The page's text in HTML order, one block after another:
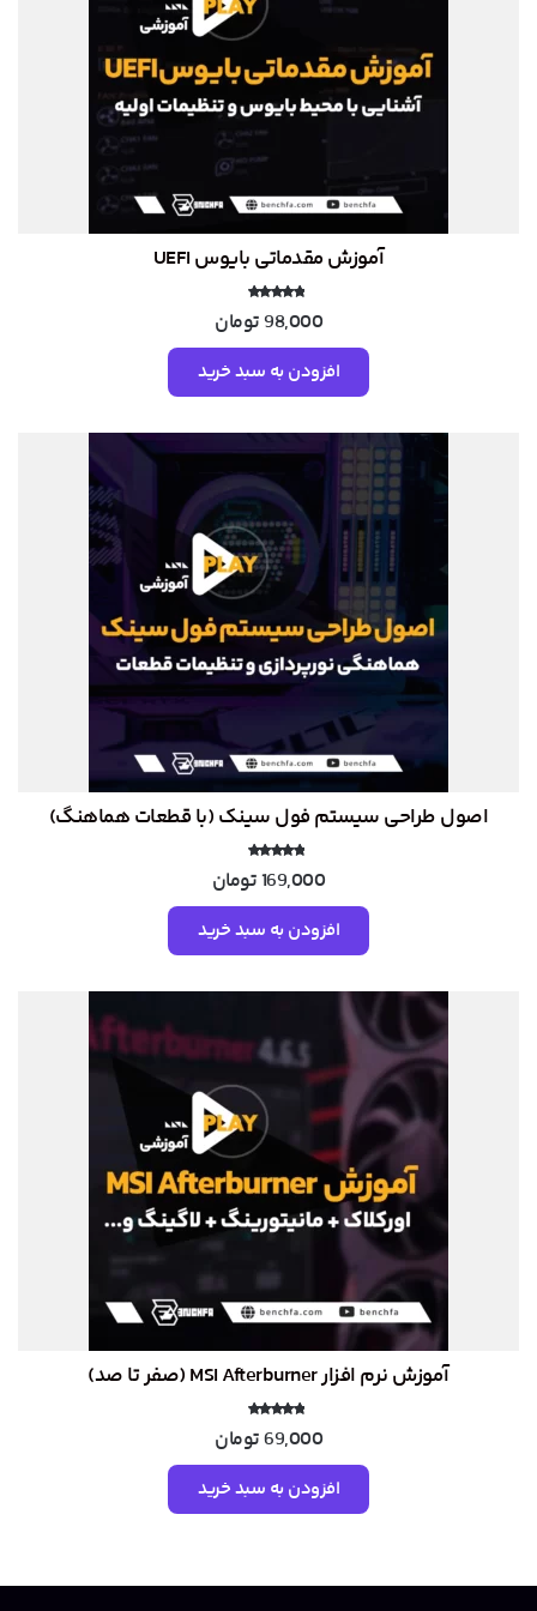
آموزش مقدماتی بایوس UEFI
5.00
98,000تومان
افزودن به سبد خرید
اصول طراحی سیستم فول سینک (با قطعات هماهنگ)
5.00
169,000تومان
افزودن به سبد خرید
آموزش نرم افزار MSI Afterburner (صفر تا صد)
4.85
69,000تومان
افزودن به سبد خرید